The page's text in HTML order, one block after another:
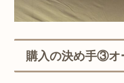
購入の決め手③オ